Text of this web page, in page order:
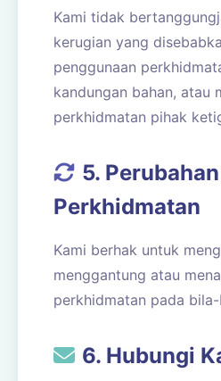
Kami tidak
kerugian yang
penggunaan
kandungan bahan, atau
perkhidmatan pihak
5. Perubahan
Perkhidmatan
Kami berhak untuk
menggantung atau
perkhidmatan pada
6. Hubungi